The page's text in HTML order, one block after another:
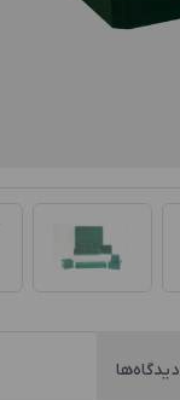
دیدگاه‌ها